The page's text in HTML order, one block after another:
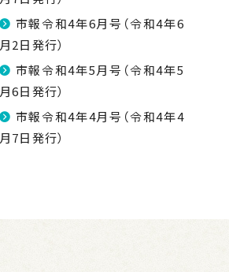
市報令和4年6月号（令和4年6
月2日発行）
市報令和4年5月号（令和4年5
月6日発行）
市報令和4年4月号（令和4年4
月7日発行）